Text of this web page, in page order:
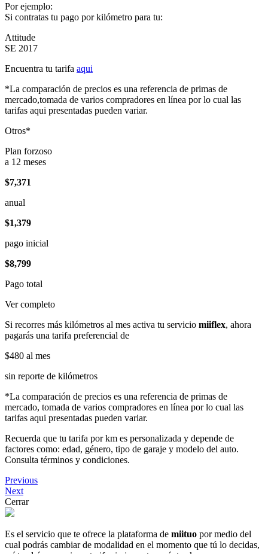
Por ejemplo:
Si contratas tu pago por kilómetro para tu:
Attitude
SE 2017
Encuentra tu tarifa aqui
*La comparación de precios es una referencia de primas de
mercado,tomada de varios compradores en línea por lo cual las
tarifas aqui presentadas pueden variar.
Otros*
Plan forzoso
a 12 meses
$7,371
anual
$1,379
pago inicial
$8,799
Pago total
Ver completo
Si recorres más kilómetros al mes activa tu servicio miiflex, ahora
pagarás una tarifa preferencial de
$480 al mes
sin reporte de kilómetros
*La comparación de precios es una referencia de primas de
mercado, tomada de varios compradores en línea por lo cual las
tarifas aqui presentadas pueden variar.
Recuerda que tu tarifa por km es personalizada y depende de
factores como: edad, género, tipo de garaje y modelo del auto.
Consulta términos y condiciones.
Previous
Next
Cerrar
Es el servicio que te ofrece la plataforma de miituo por medio del
cual podrás cambiar de modalidad en el momento que tú lo decidas,